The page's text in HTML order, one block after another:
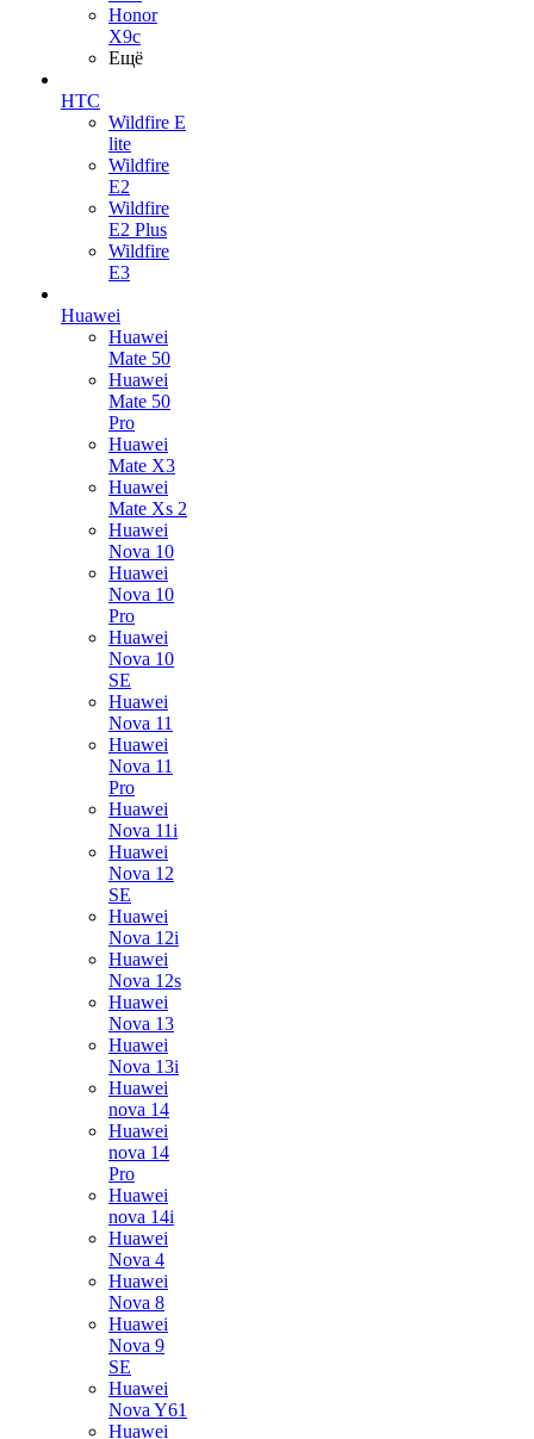
Honor
X9c
Ещё
HTC
Wildfire E
lite
Wildfire
E2
Wildfire
E2 Plus
Wildfire
E3
Huawei
Huawei
Mate 50
Huawei
Mate 50
Pro
Huawei
Mate X3
Huawei
Mate Xs 2
Huawei
Nova 10
Huawei
Nova 10
Pro
Huawei
Nova 10
SE
Huawei
Nova 11
Huawei
Nova 11
Pro
Huawei
Nova 11i
Huawei
Nova 12
SE
Huawei
Nova 12i
Huawei
Nova 12s
Huawei
Nova 13
Huawei
Nova 13i
Huawei
nova 14
Huawei
nova 14
Pro
Huawei
nova 14i
Huawei
Nova 4
Huawei
Nova 8
Huawei
Nova 9
SE
Huawei
Nova Y61
Huawei